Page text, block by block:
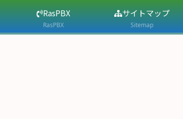
RasPBX
RasPBX
サイトマップ
Sitemap